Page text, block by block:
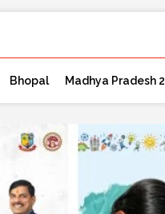
Bhopal Madhya Pradesh 2